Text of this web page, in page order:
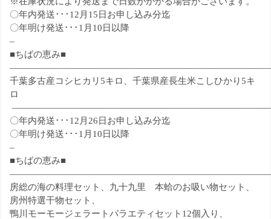
〇年内発送･･･12月15日お申し込み分迄
〇年明け発送･･･1月10日以降
–
■ちばの恵み■
千葉多古産コシヒカリ5キロ、千葉県産長生米こしひかり5キ
ロ
〇年内発送･･･12月 26 日お申し込み分迄
〇年明け発送･･･1月10日以降
–
■ちばの恵み■
房総の海の料理セット、九十九里 本蛤のお吸い物セット、
房州特選干物セット、
鴨川モーモージェラートバラエティセット12個入り、